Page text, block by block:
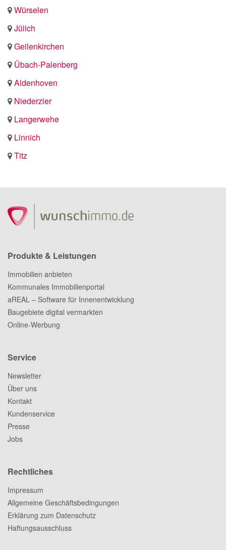
Würselen
Jülich
Geilenkirchen
Übach-Palenberg
Aldenhoven
Niederzier
Langerwehe
Linnich
Titz
Produkte & Leistungen
Immobilien anbieten
Kommunales Immobilienportal
aREAL – Software für Innenentwicklung
Baugebiete digital vermarkten
Online-Werbung
Service
Newsletter
Über uns
Kontakt
Kundenservice
Presse
Jobs
Rechtliches
Impressum
Allgemeine Geschäftsbedingungen
Erklärung zum Datenschutz
Haftungsausschluss